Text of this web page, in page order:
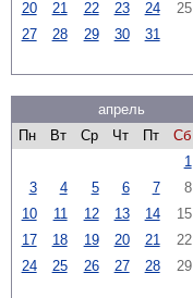
20 21 22 23 24 25
27
28 29 30 31
апрель
Пн
Вт Ср Чт Пт Сб
1
3
4 5 6 7 8
10
11 12 13 14 15
17
18 19 20 21 22
24
25 26 27 28 29